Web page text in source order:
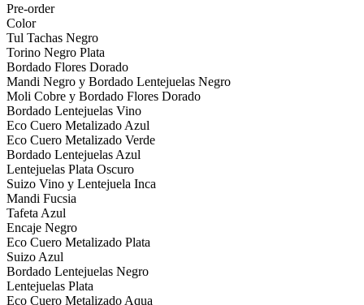
Pre-order
Color
Tul Tachas Negro
Torino Negro Plata
Bordado Flores Dorado
Mandi Negro y Bordado Lentejuelas Negro
Moli Cobre y Bordado Flores Dorado
Bordado Lentejuelas Vino
Eco Cuero Metalizado Azul
Eco Cuero Metalizado Verde
Bordado Lentejuelas Azul
Lentejuelas Plata Oscuro
Suizo Vino y Lentejuela Inca
Mandi Fucsia
Tafeta Azul
Encaje Negro
Eco Cuero Metalizado Plata
Suizo Azul
Bordado Lentejuelas Negro
Lentejuelas Plata
Eco Cuero Metalizado Aqua